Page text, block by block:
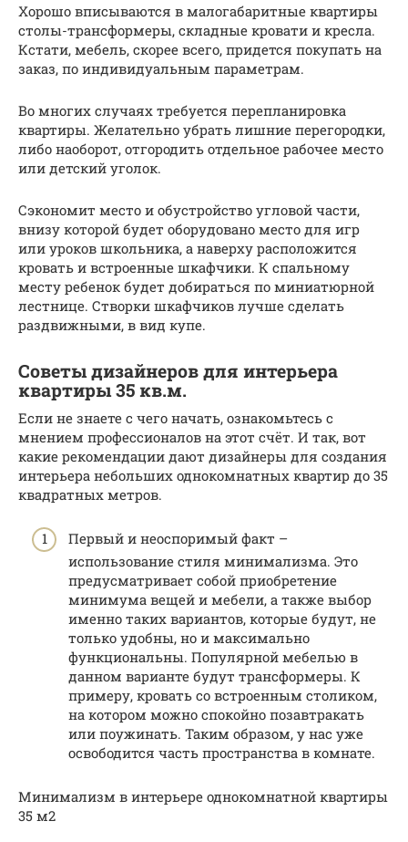
Хорошо вписываются в малогабаритные квартиры
столы-трансформеры, складные кровати и кресла.
Кстати, мебель, скорее всего, придется покупать на
заказ, по индивидуальным параметрам.
Во многих случаях требуется перепланировка
квартиры. Желательно убрать лишние перегородки,
либо наоборот, отгородить отдельное рабочее место
или детский уголок.
Сэкономит место и обустройство угловой части,
внизу которой будет оборудовано место для игр
или уроков школьника, а наверху расположится
кровать и встроенные шкафчики. К спальному
месту ребенок будет добираться по миниатюрной
лестнице. Створки шкафчиков лучше сделать
раздвижными, в вид купе.
Советы дизайнеров для интерьера
квартиры 35 кв.м.
Если не знаете с чего начать, ознакомьтесь с
мнением профессионалов на этот счёт. И так, вот
какие рекомендации дают дизайнеры для создания
интерьера небольших однокомнатных квартир до 35
квадратных метров.
Первый и неоспоримый факт –
использование стиля минимализма. Это
предусматривает собой приобретение
минимума вещей и мебели, а также выбор
именно таких вариантов, которые будут, не
только удобны, но и максимально
функциональны. Популярной мебелью в
данном варианте будут трансформеры. К
примеру, кровать со встроенным столиком,
на котором можно спокойно позавтракать
или поужинать. Таким образом, у нас уже
освободится часть пространства в комнате.
Минимализм в интерьере однокомнатной квартиры
35 м2